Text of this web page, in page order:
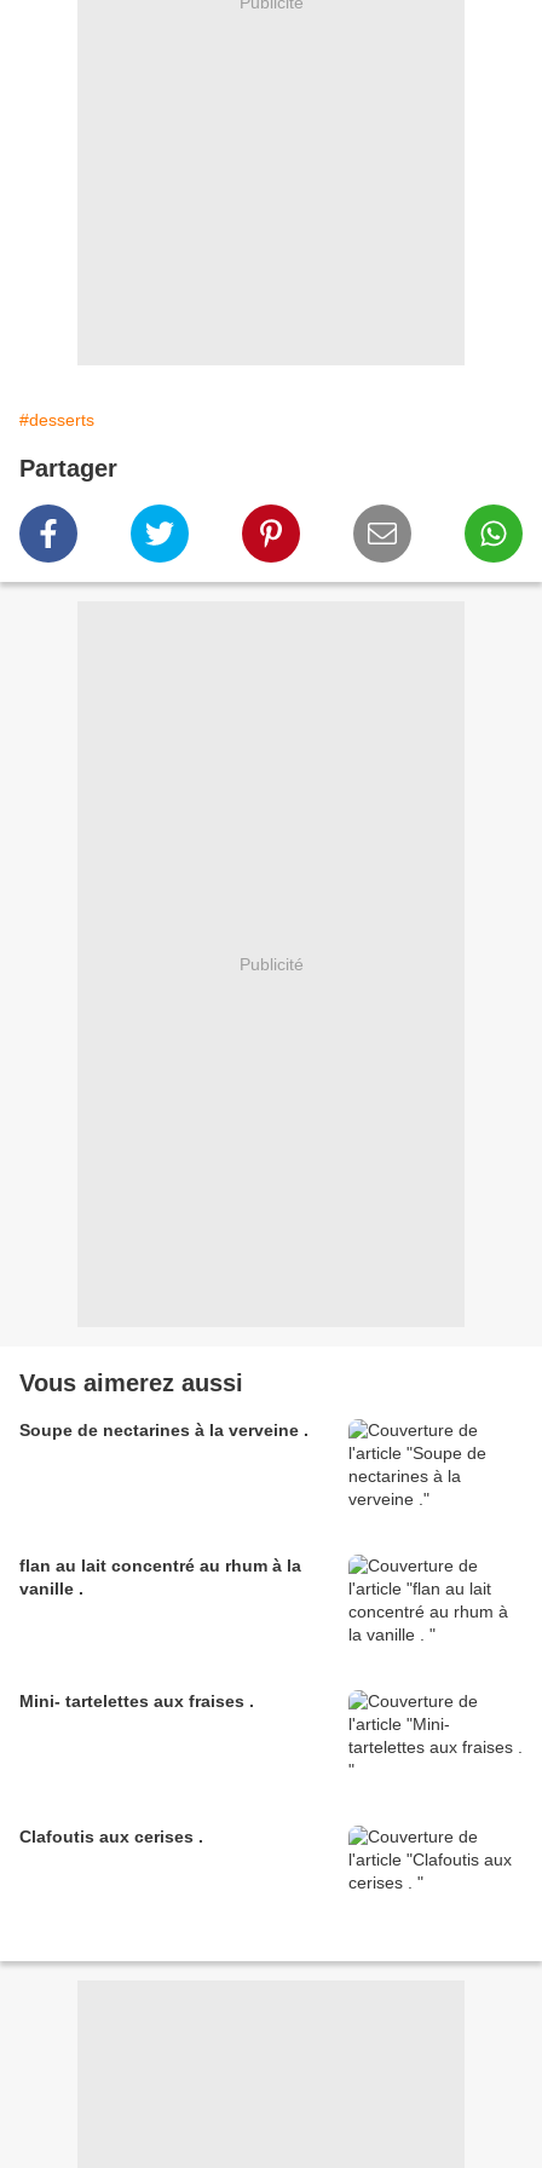
#desserts
Partager
Publicité
Vous aimerez aussi
Soupe de nectarines à la verveine .
flan au lait concentré au rhum à la
vanille .
Mini- tartelettes aux fraises .
Clafoutis aux cerises .